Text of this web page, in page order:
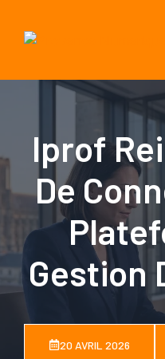
contenu
Iprof
De
Gestion
20 AVRIL 2026